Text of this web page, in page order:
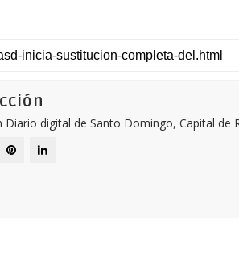
Diario digital de Santo Domingo, Capital de